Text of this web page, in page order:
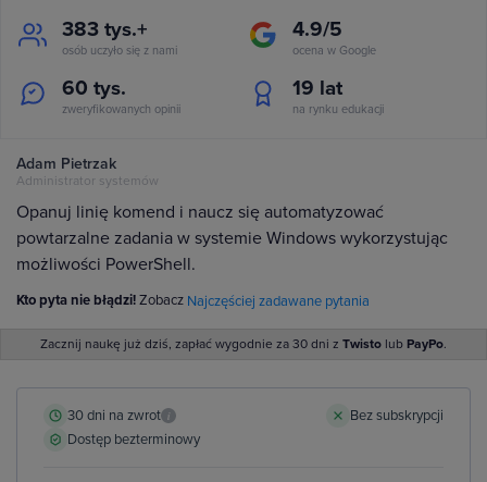
383 tys.+
osób uczyło się z nami
4.9/5
ocena w Google
60 tys.
zweryfikowanych opinii
19 lat
na rynku edukacji
Adam Pietrzak
Administrator systemów
Opanuj linię komend i naucz się automatyzować
powtarzalne zadania w systemie Windows wykorzystując
możliwości PowerShell.
Kto pyta nie błądzi!Zobacz Najczęściej zadawane pytania
Zacznij naukę już dziś, zapłać wygodnie za 30 dni z Twisto lub PayPo.
30 dni na zwrot i
Bez subskrypcji
Dostęp bezterminowy